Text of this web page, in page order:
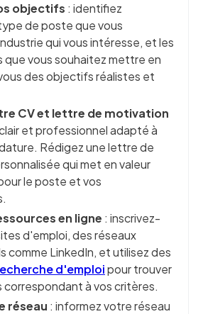
objectifs : identifiez
de poste que vous
qui vous intéresse, et les
vous souhaitez mettre en
des objectifs réalistes et
CV et lettre de motivation
et professionnel adapté à
Rédigez une lettre de
qui met en valeur
le poste et vos
en ligne : inscrivez-
d'emploi, des réseaux
comme LinkedIn, et utilisez des
d'emploipour trouver
correspondant à vos critères.
réseau : informez votre réseau